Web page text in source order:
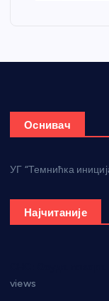
Оснивач
УГ “Темнићка
Најчитаније
views